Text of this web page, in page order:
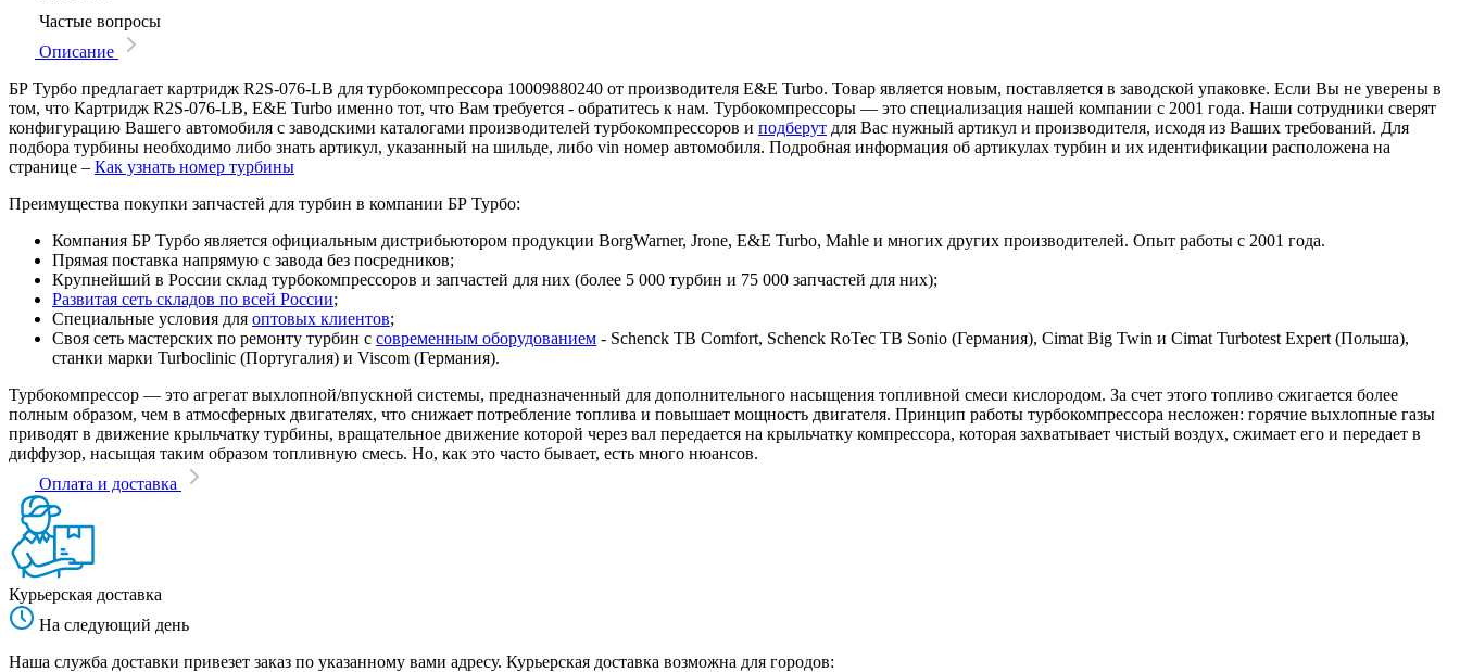
Частые вопросы
Описание
БР Турбо предлагает картридж R2S-076-LB для турбокомпрессора 10009880240 от производителя E&E Turbo. Товар является новым, поставляется в заводской упаковке. Если Вы не уверены в
том, что Картридж R2S-076-LB, E&E Turbo именно тот, что Вам требуется - обратитесь к нам. Турбокомпрессоры — это специализация нашей компании с 2001 года. Наши сотрудники сверят
конфигурацию Вашего автомобиля с заводскими каталогами производителей турбокомпрессоров и подберут для Вас нужный артикул и производителя, исходя из Ваших требований. Для
подбора турбины необходимо либо знать артикул, указанный на шильде, либо vin номер автомобиля. Подробная информация об артикулах турбин и их идентификации расположена на
странице – Как узнать номер турбины
Преимущества покупки запчастей для турбин в компании БР Турбо:
Компания БР Турбо является официальным дистрибьютором продукции BorgWarner, Jrone, E&E Turbo, Mahle и многих других производителей. Опыт работы с 2001 года.
Прямая поставка напрямую с завода без посредников;
Крупнейший в России склад турбокомпрессоров и запчастей для них (более 5 000 турбин и 75 000 запчастей для них);
Развитая сеть складов по всей России;
Специальные условия для оптовых клиентов;
Своя сеть мастерских по ремонту турбин с современным оборудованием - Schenck TB Comfort, Schenck RoTec TB Sonio (Германия), Cimat Big Twin и Cimat Turbotest Expert (Польша),
станки марки Turboclinic (Португалия) и Viscom (Германия).
Турбокомпрессор — это агрегат выхлопной/впускной системы, предназначенный для дополнительного насыщения топливной смеси кислородом. За счет этого топливо сжигается более
полным образом, чем в атмосферных двигателях, что снижает потребление топлива и повышает мощность двигателя. Принцип работы турбокомпрессора несложен: горячие выхлопные газы
приводят в движение крыльчатку турбины, вращательное движение которой через вал передается на крыльчатку компрессора, которая захватывает чистый воздух, сжимает его и передает в
диффузор, насыщая таким образом топливную смесь. Но, как это часто бывает, есть много нюансов.
Оплата и доставка
Курьерская доставка
На следующий день
Наша служба доставки привезет заказ по указанному вами адресу. Курьерская доставка возможна для городов: